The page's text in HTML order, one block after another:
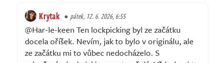
Krytak pátek, 12. 6. 2026, 6:55
@Har-le-keen Ten lockpicking byl ze začátku
docela oříšek. Nevím, jak to bylo v originálu, ale
ze začátku mi to vůbec nedocházelo. S